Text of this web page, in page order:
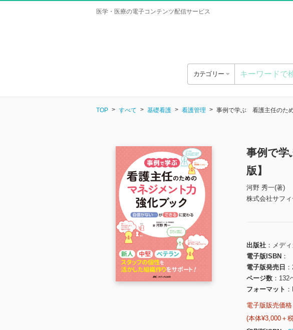
医学・医療の電子コンテンツ配信サービス
カテゴリー
TOP すべて 基礎看護 看護管理 事例で学ぶ 看護主任のた
事例で
版】
河野 秀一(著)
株式会社サフ
出版社
メデ
電子版ISBN
電子版発売日
ページ数
132
フォーマット
電子版販売価格
(本体¥3,000＋